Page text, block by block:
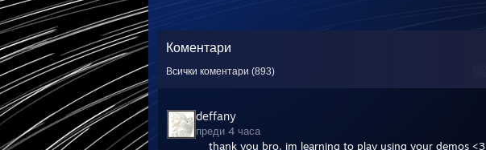
Коментари
Всички коментари (893)
deffany
преди 4 часа
thank you bro, im learning to play using your demos <3